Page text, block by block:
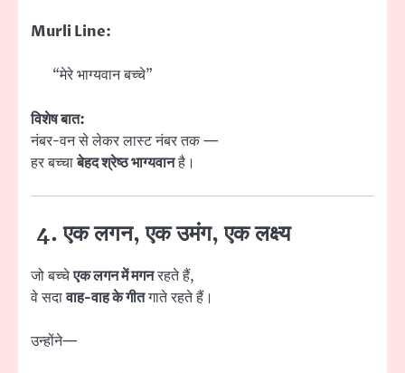
Murli Line:
“मेरे भाग्यवान बच्चे”
विशेष बात:
नंबर-वन से लेकर लास्ट नंबर तक —
हर बच्चाबेहद श्रेष्ठ भाग्यवानहै।
4. एक लगन, एक उमंग, एक लक्ष्य
जो बच्चेएक लगन में मगनरहते हैं,
वे सदावाह-वाह के गीतगाते रहते हैं।
उन्होंने—